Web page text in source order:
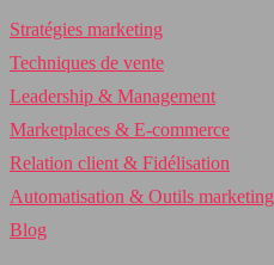
Stratégies marketing
Techniques de vente
Leadership & Management
Marketplaces & E-commerce
Relation client & Fidélisation
Automatisation & Outils marketing
Blog